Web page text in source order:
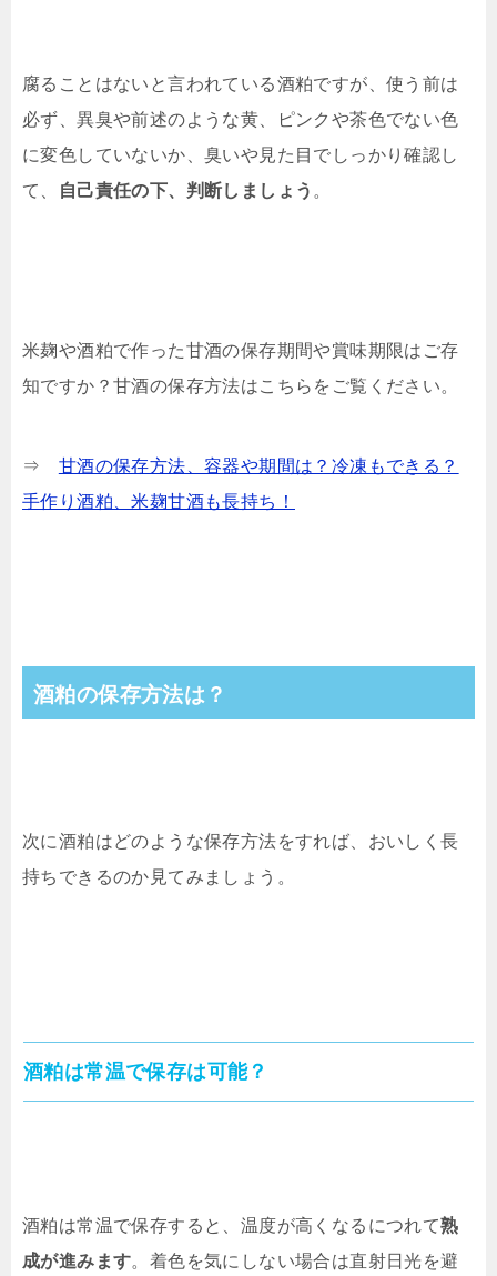
腐ることはないと言われている酒粕ですが、使う前は
必ず、異臭や前述のような黄、ピンクや茶色でない色
に変色していないか、臭いや見た目でしっかり確認し
て、
自己責任の下、判断しましょう 。
米麹や酒粕で作った甘酒の保存期間や賞味期限はご存
知ですか？甘酒の保存方法はこちらをご覧ください。
⇒ 甘酒の保存方法、容器や期間は？冷凍もできる？
手作り酒粕、米麹甘酒も長持ち！
酒粕の保存方法は？
次に酒粕はどのような保存方法をすれば、おいしく長
持ちできるのか見てみましょう。
酒粕は常温で保存は可能？
酒粕は常温で保存すると、温度が高くなるにつれて熟
成が進みます。着色を気にしない場合は直射日光を避